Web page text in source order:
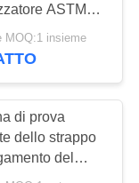
ASTM
8 di nastro
MOQ:1 insieme
di prova
dello strappo
del
forza di buccia